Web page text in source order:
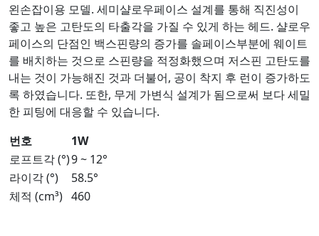
왼손잡이용 모델. 세미샬로우페이스 설계를 통해 직진성이
좋고 높은 고탄도의 타출각을 가질 수 있게 하는 헤드. 샬로우
페이스의 단점인 백스핀량의 증가를 솔페이스부분에 웨이트
를 배치하는 것으로 스핀량을 적정화했으며 저스핀 고탄도를
내는 것이 가능해진 것과 더불어, 공이 착지 후 런이 증가하도
록 하였습니다. 또한, 무게 가변식 설계가 됨으로써 보다 세밀
한 피팅에 대응할 수 있습니다.
번호
1W
로프트각 (°)9 ~ 12°
라이각 (°)
58.5°
체적 (cm³) 460